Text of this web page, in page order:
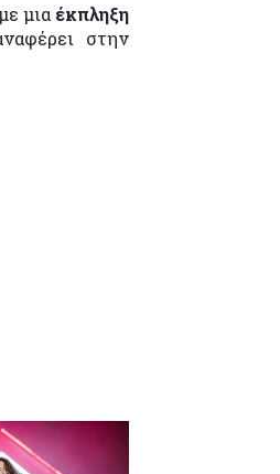
μια έκπληξη
στην